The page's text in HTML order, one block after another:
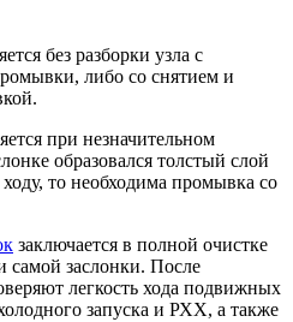
без разборки узла с
либо со снятием и
при незначительном
образовался толстый слой
то необходима промывка со
заключается в полной очистке
самой заслонки. После
легкость хода подвижных
запуска и РХХ, а также